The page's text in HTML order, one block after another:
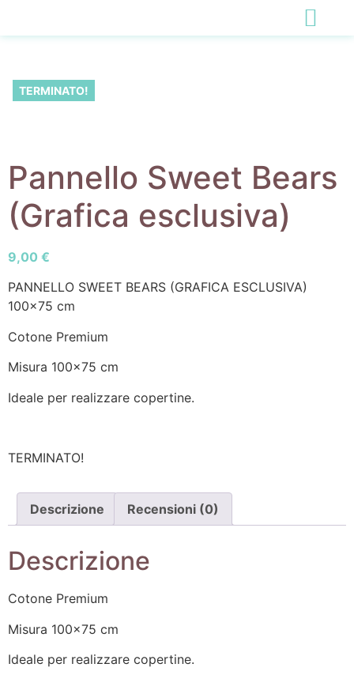
TERMINATO!
Pannello Sweet Bears
(Grafica esclusiva)
9,00 €
PANNELLO SWEET BEARS (GRAFICA ESCLUSIVA)
100×75 cm
Cotone Premium
Misura 100×75 cm
Ideale per realizzare copertine.
TERMINATO!
Descrizione Recensioni (0)
Descrizione
Cotone Premium
Misura 100×75 cm
Ideale per realizzare copertine.